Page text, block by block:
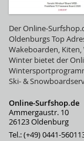
Der Online-
Oldenburgs Top
Wakeboarden,
Winter bietet der
Ski- &
Online-Surfshop.de
Ammergaustr. 10
26123 Oldenburg
Tel.: (+49) 0441-